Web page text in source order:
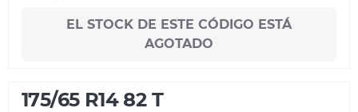
EL STOCK DE ESTE CÓDIGO ESTÁ
AGOTADO
175/65 R14 82 T